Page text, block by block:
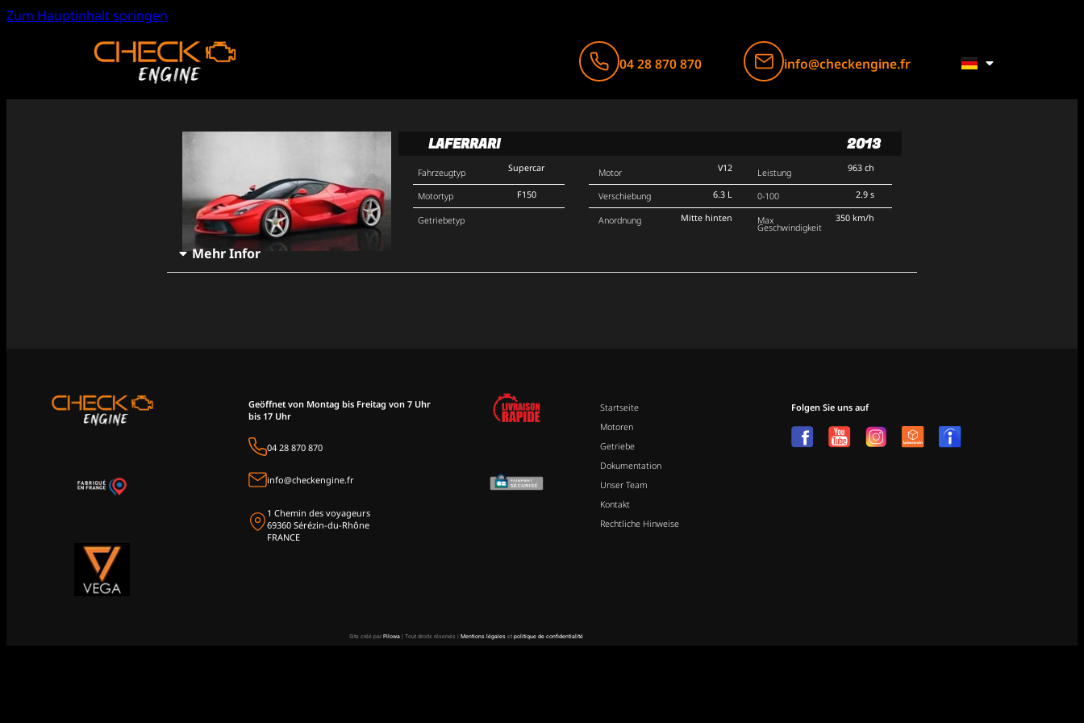
Zum Hauptinhalt springen
04 28 870 870 info@checkengine.fr
LAFERRARI 2013
Fahrzeugtyp
Motortyp
Getriebetyp
Supercar
F150
Motor
Verschiebung
Anordnung
V12
6.3 L
Mitte hinten
Leistung
0-100
Max
Geschwindigkeit
963 ch
2.9 s
350 km/h
Mehr Infor
Geöffnet von Montag bis Freitag von 7 Uhr
bis 17 Uhr
04 28 870 870
info@checkengine.fr
1 Chemin des voyageurs
69360 Sérézin-du-Rhône
FRANCE
Startseite
Motoren
Getriebe
Dokumentation
Unser Team
Kontakt
Rechtliche Hinweise
Folgen Sie uns auf
Site créé par Pilowa | Tout droits réservés | Mentions légales et politique de confidentialité